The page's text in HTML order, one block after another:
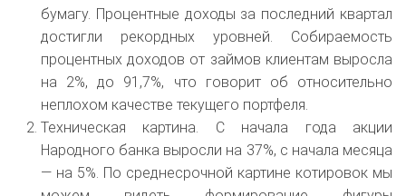
бумагу. Процентные доходы за последний квартал
достигли рекордных уровней. Собираемость
процентных доходов от займов клиентам выросла
на 2%, до 91,7%, что говорит об относительно
неплохом качестве текущего портфеля.
Техническая картина. С начала года акции
Народного банка выросли на 37%, с начала месяца
— на 5%. По среднесрочной картине котировок мы